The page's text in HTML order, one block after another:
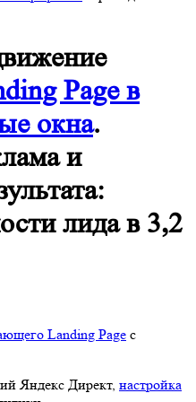
Page в
окна.
и
лида в 3,2
Landing Page с
Яндекс Директ, настройка